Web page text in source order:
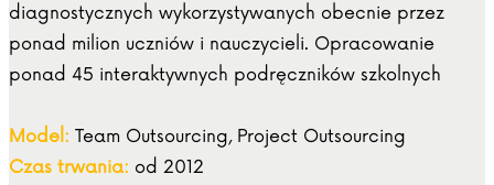
diagnostycznych wykorzystywanych obecnie przez
ponad milion uczniów i nauczycieli. Opracowanie
ponad 45 interaktywnych podręczników szkolnych
Model: Team Outsourcing, Project Outsourcing
Czas trwania: od 2012